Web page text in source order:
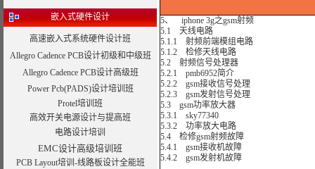
嵌入式硬件设计
高速嵌入式系统硬件设计班
Allegro Cadence PCB设计初级和中级班
Allegro Cadence PCB设计高级班
Power Pcb(PADS)设计培训班
Protel培训班
高效开关电源设计与提高班
电路设计培训
EMC设计高级培训班
PCB Layout培训-线路板设计全能班
5、 iphone 3g之gsm射频
5.1 天线电路
5.1.1 射频前端模组电路
5.1.2 检修天线电路
5.2 射频信号处理器
5.2.1 pmb6952简介
5.2.2 gsm接收信号处理
5.2.3 gsm发射信号处理
5.3 gsm功率放大器
5.3.1 sky77340
5.3.2 功率放大电路
5.4 检修gsm射频故障
5.4.1 gsm接收机故障
5.4.2 gsm发射机故障